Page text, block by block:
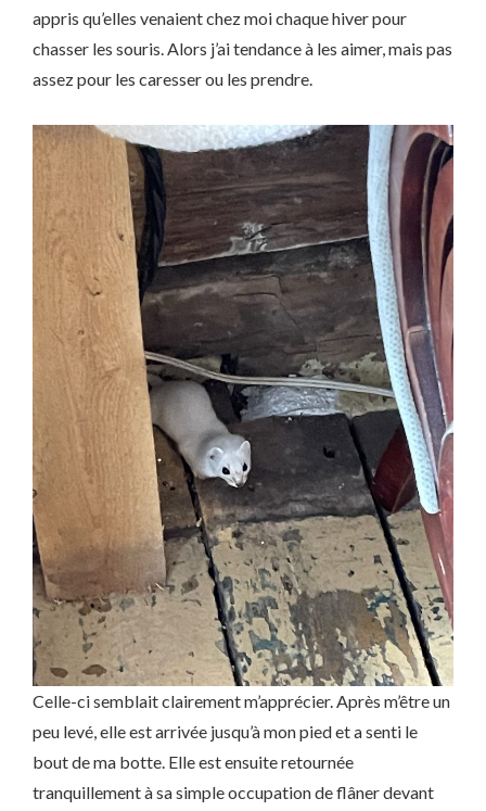
appris qu’elles venaient chez moi chaque hiver pour
chasser les souris. Alors j’ai tendance à les aimer, mais pas
assez pour les caresser ou les prendre.
Celle-ci semblait clairement m’apprécier. Après m’être un
peu levé, elle est arrivée jusqu’à mon pied et a senti le
bout de ma botte. Elle est ensuite retournée
tranquillement à sa simple occupation de flâner devant